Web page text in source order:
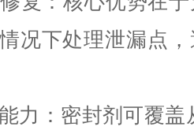
况下处理泄漏点
力：密封剂可覆盖